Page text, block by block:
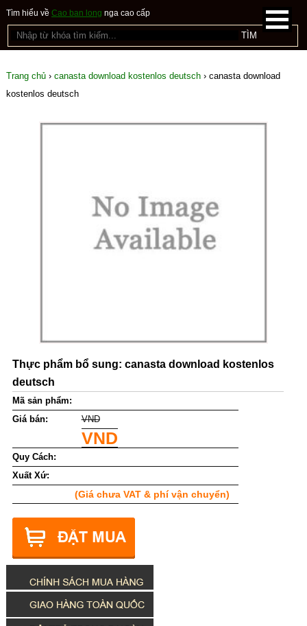
Tìm hiểu về Cao ban long nga cao cấp
Trang chủ › canasta download kostenlos deutsch ›canasta download
kostenlos deutsch
Thực phẩm bổ sung: canasta download kostenlos
deutsch
Mã sản phẩm:
Giá bán:
VND
VND
Quy Cách:
Xuất Xứ:
(Giá chưa VAT & phí vận chuyển)